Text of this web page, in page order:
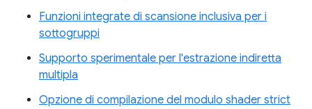
Funzioni integrate di scansione inclusiva per i
sottogruppi
Supporto sperimentale per l'estrazione indiretta
multipla
Opzione di compilazione del modulo shader strict